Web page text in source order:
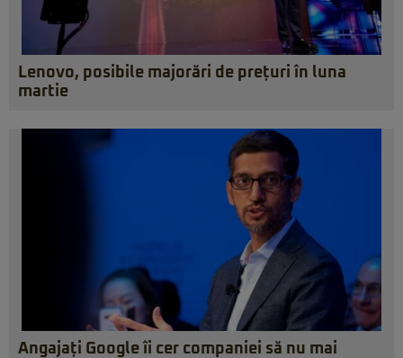
Lenovo, posibile majorări de prețuri în luna
martie
Angajați Google îi cer companiei să nu mai